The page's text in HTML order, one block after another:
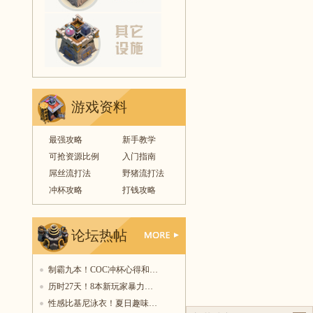
游戏资料
最强攻略
新手教学
可抢资源比例
入门指南
屌丝流打法
野猪流打法
冲杯攻略
打钱攻略
论坛热帖
制霸九本！COC冲杯心得和…
历时27天！8本新玩家暴力…
性感比基尼泳衣！夏日趣味…